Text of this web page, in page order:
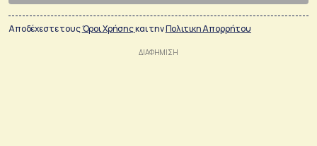
Αποδέχεστε τουςΌροι Χρήσηςκαι τηνΠολιτικη Απορρήτου